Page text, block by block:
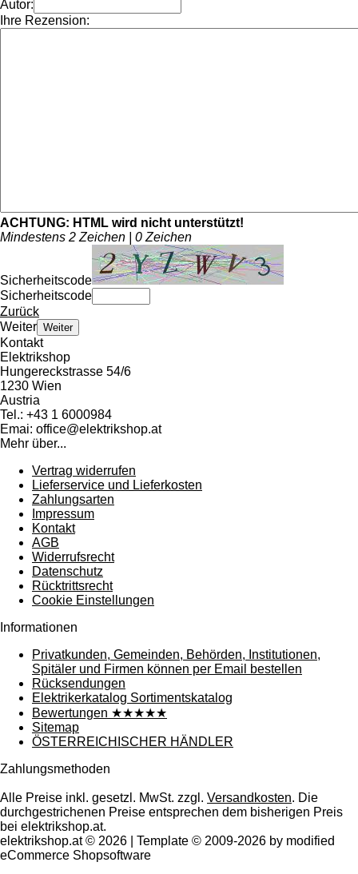
Autor:
Ihre Rezension:
ACHTUNG: HTML wird nicht unterstützt!
Mindestens 2 Zeichen | 0 Zeichen
Sicherheitscode
Sicherheitscode
Zurück
Weiter Weiter
Kontakt
Elektrikshop
Hungereckstrasse 54/6
1230 Wien
Austria
Tel.: +43 1 6000984
Emai: office@elektrikshop.at
Mehr über...
Vertrag widerrufen
Lieferservice und Lieferkosten
Zahlungsarten
Impressum
Kontakt
AGB
Widerrufsrecht
Datenschutz
Rücktrittsrecht
Cookie Einstellungen
Informationen
Privatkunden, Gemeinden, Behörden, Institutionen,
Spitäler und Firmen können per Email bestellen
Rücksendungen
Elektrikerkatalog Sortimentskatalog
Bewertungen ★★★★★
Sitemap
ÖSTERREICHISCHER HÄNDLER
Zahlungsmethoden
Alle Preise inkl. gesetzl. MwSt. zzgl. Versandkosten. Die
durchgestrichenen Preise entsprechen dem bisherigen Preis
bei elektrikshop.at.
elektrikshop.at © 2026 | Template © 2009-2026 by modified
eCommerce Shopsoftware